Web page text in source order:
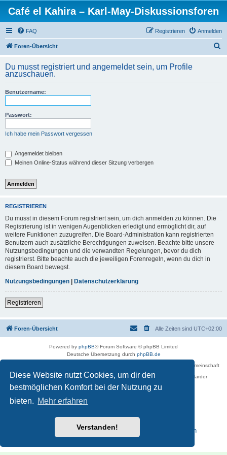
Diese Website nutzt Cookies, um dir den
bestmöglichen Komfort bei der Nutzung zu
bieten. Mehr erfahren
Verstanden!
Café el Kahira – Karl-May-Diskussionsforen
FAQ Anmelden
Registrieren
Foren-Übersicht
h
Du musst registriert und angemeldet sein, um Profile
anzuschauen.
Benutzername:
Passwort:
Ich habe mein Passwort vergessen
Angemeldet bleiben
Meinen Online-Status während dieser Sitzung verbergen
REGISTRIEREN
Du musst in diesem Forum registriert sein, um dich anmelden zu können. Die
Registrierung ist in wenigen Augenblicken erledigt und ermöglicht dir, auf
weitere Funktionen zuzugreifen. Die Board-Administration kann registrierten
Benutzern auch zusätzliche Berechtigungen zuweisen. Beachte bitte unsere
Nutzungsbedingungen und die verwandten Regelungen, bevor du dich
registrierst. Bitte beachte auch die jeweiligen Forenregeln, wenn du dich in
diesem Board bewegst.
Nutzungsbedingungen | Datenschutzerklärung
Registrieren
Foren-Übersicht Alle Zeiten sind UTC+02:00
Powered by phpBB® Forum Software © phpBB Limited
Deutsche Übersetzung durch phpBB.de
Betreiber des Forums für die Karl-May-Vereinigung – Arbeits- und Forschungsgemeinschaft
›Karl May‹ in Sachsen,
in Zusammenarbeit mit der Karl-May-Stiftung Radebeul bei Dresden: Ralf Harder
Reisen zu Karl May – Leben · Werk · Erinnerungsstätten